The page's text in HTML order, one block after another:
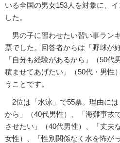
いる全国の男女153人を対象に、
した。
男の子に習わせたい習い事ラン
票でした。回答者からは「野球が
「自分も経験があるから」（50代
積ませてあげたい」（50代・男性
うことです。
2位は「水泳」で55票。理由に
から」（40代男性）、「海難事故
させたい」（40代男性）、「丈夫
女性）、「性別関係なく水を怖が